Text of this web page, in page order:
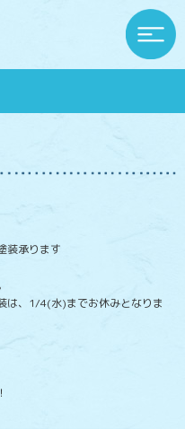
装承ります
は、1/4(水)までお休みとなりま